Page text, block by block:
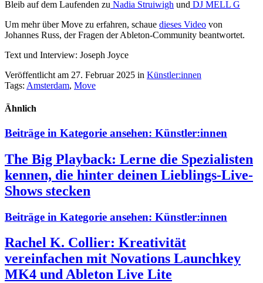
Bleib auf dem Laufenden zu Nadia Struiwigh und DJ MELL G
Um mehr über Move zu erfahren, schaue dieses Video von
Johannes Russ, der Fragen der Ableton-Community beantwortet.
Text und Interview: Joseph Joyce
Veröffentlicht am 27. Februar 2025 in Künstler:innen
Tags: Amsterdam, Move
Ähnlich
Beiträge in Kategorie ansehen: Künstler:innen
The Big Playback: Lerne die Spezialisten
kennen, die hinter deinen Lieblings-Live-
Shows stecken
Beiträge in Kategorie ansehen: Künstler:innen
Rachel K. Collier: Kreativität
vereinfachen mit Novations Launchkey
MK4 und Ableton Live Lite